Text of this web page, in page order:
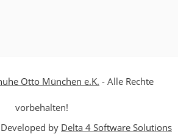
Otto München e.K. - Alle Rechte
vorbehalten!
by Delta 4 Software Solutions